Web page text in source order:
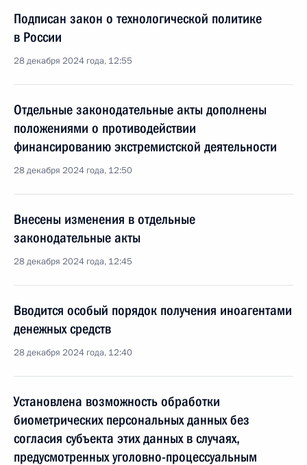
Подписан закон о технологической политике
в России
28 декабря 2024 года, 12:55
Отдельные законодательные акты дополнены
положениями о противодействии
финансированию экстремистской деятельности
28 декабря 2024 года, 12:50
Внесены изменения в отдельные
законодательные акты
28 декабря 2024 года, 12:45
Вводится особый порядок получения иноагентами
денежных средств
28 декабря 2024 года, 12:40
Установлена возможность обработки
биометрических персональных данных без
согласия субъекта этих данных в случаях,
предусмотренных уголовно-процессуальным